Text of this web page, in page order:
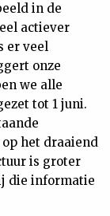
in de
actiever
er veel
onze
we alle
tot 1 juni.
het draaiend
is groter
die informatie